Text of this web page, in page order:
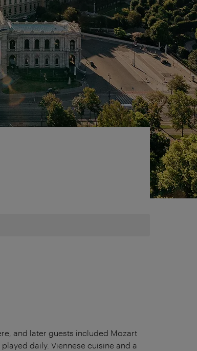
and later guests included Mozart
daily. Viennese cuisine and a